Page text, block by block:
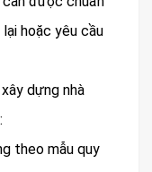
hoặc yêu cầu
dựng nhà
theo mẫu quy